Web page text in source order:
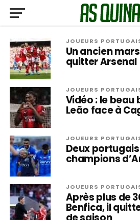
JOUEURS
Un ancien
quitter Arsenal
JOUEURS
Vidéo : le beau
Leão face à
JOUEURS
Deux
champions
JOUEURS
Après plus de
Benfica, il